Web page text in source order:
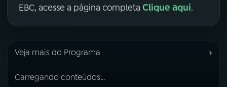
EBC, acesse a página completa Clique aqui.
Veja mais do Programa ›
Carregando conteúdos...